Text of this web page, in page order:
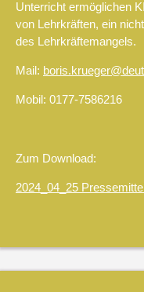
Unterricht ermöglichen
von Lehrkräften, ein
des Lehrkräftemangels.
Mail:
Mobil: 0177-7586216
Zum Download:
2024_04_25